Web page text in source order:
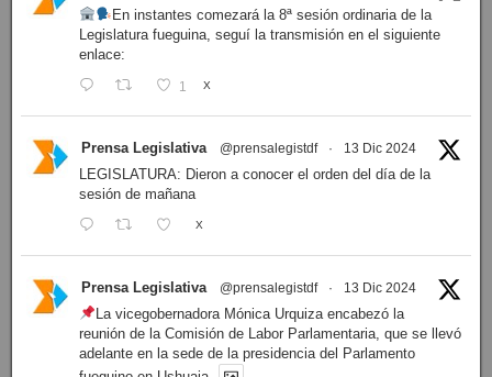
En instantes comezará la 8ª sesión ordinaria de la
Legislatura fueguina, seguí la transmisión en el siguiente
enlace:
1 X
Prensa Legislativa @prensalegistdf · 13 Dic 2024
LEGISLATURA: Dieron a conocer el orden del día de la
sesión de mañana
X
Prensa Legislativa @prensalegistdf · 13 Dic 2024
La vicegobernadora Mónica Urquiza encabezó la
reunión de la Comisión de Labor Parlamentaria, que se llevó
adelante en la sede de la presidencia del Parlamento